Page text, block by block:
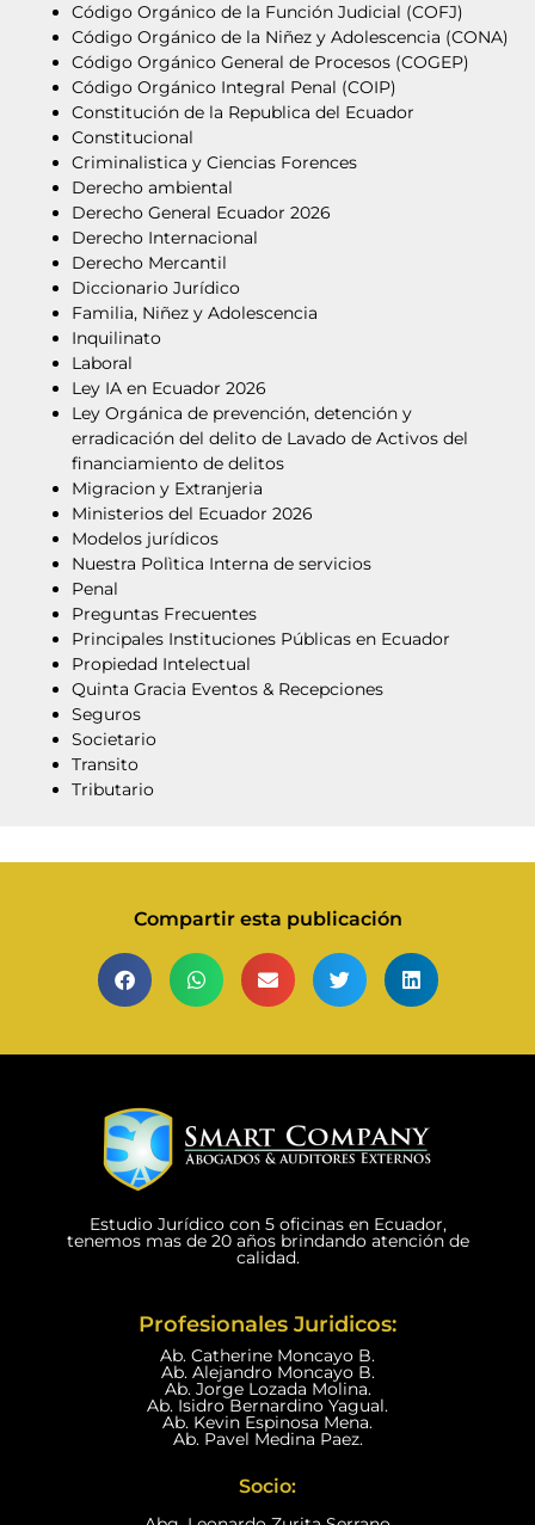
Código Orgánico de la Función Judicial (COFJ)
Código Orgánico de la Niñez y Adolescencia (CONA)
Código Orgánico General de Procesos (COGEP)
Código Orgánico Integral Penal (COIP)
Constitución de la Republica del Ecuador
Constitucional
Criminalistica y Ciencias Forences
Derecho ambiental
Derecho General Ecuador 2026
Derecho Internacional
Derecho Mercantil
Diccionario Jurídico
Familia, Niñez y Adolescencia
Inquilinato
Laboral
Ley IA en Ecuador 2026
Ley Orgánica de prevención, detención y
erradicación del delito de Lavado de Activos del
financiamiento de delitos
Migracion y Extranjeria
Ministerios del Ecuador 2026
Modelos jurídicos
Nuestra Polìtica Interna de servicios
Penal
Preguntas Frecuentes
Principales Instituciones Públicas en Ecuador
Propiedad Intelectual
Quinta Gracia Eventos & Recepciones
Seguros
Societario
Transito
Tributario
Compartir esta publicación
Estudio Jurídico con 5 oficinas en Ecuador,
tenemos mas de 20 años brindando atención de
calidad.
Profesionales Juridicos:
Ab. Catherine Moncayo B.
Ab. Alejandro Moncayo B.
Ab. Jorge Lozada Molina.
Ab. Isidro Bernardino Yagual.
Ab. Kevin Espinosa Mena.
Ab. Pavel Medina Paez.
Socio: